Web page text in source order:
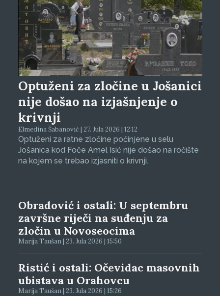
Optuženi za zločine u Jošanici
nije došao na izjašnjenje o
krivnji
Elmedina Šabanović | 27. Jula 2026 | 12:12
Optuženi za ratne zločine počinjene u selu
Jošanica kod Foče Amel Isić nije došao na ročište
na kojem se trebao izjasniti o krivnji.
Obradović i ostali: U septembru
završne riječi na suđenju za
zločin u Novoseocima
Marija Taušan | 23. Jula 2026 | 15:50
Ristić i ostali: Očevidac masovnih
ubistava u Orahovcu
Marija Taušan | 23. Jula 2026 | 15:26